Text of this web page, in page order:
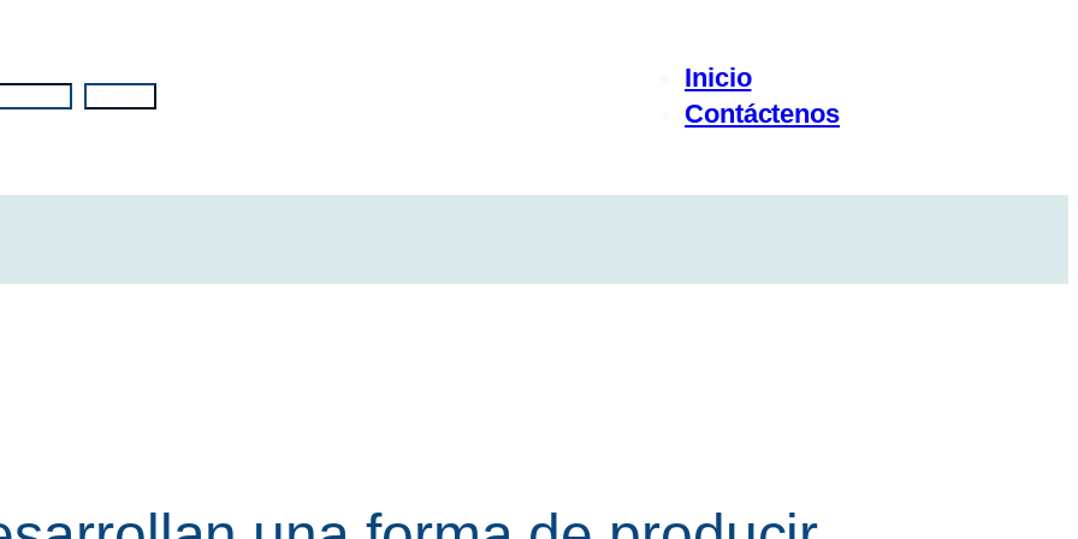
Inicio
Contáctenos